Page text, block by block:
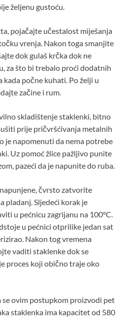
željenu gustoću.
pojačajte učestalost miješanja
vrenja. Nakon toga smanjite
dok gulaš krčka dok ne
za što bi trebalo proći dodatnih
počne kuhati. Po želji u
začine i rum.
skladištenje staklenki, bitno
prije pričvršćivanja metalnih
je napomenuti da nema potrebe
Uz pomoć žlice pažljivo punite
pazeći da je napunite do ruba.
čvrsto zatvorite
pladanj. Sljedeći korak je
u pećnicu zagrijanu na 100°C.
u pećnici otprilike jedan sat
Nakon tog vremena
vaditi staklenke dok se
proces koji obično traje oko
se ovim postupkom proizvodi pet
staklenka ima kapacitet od 580